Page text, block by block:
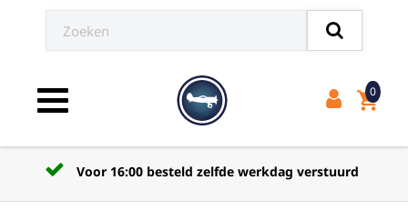
Toggle navigation shopping_cart
0
Voor 16:00 besteld zelfde werkdag verstuurd